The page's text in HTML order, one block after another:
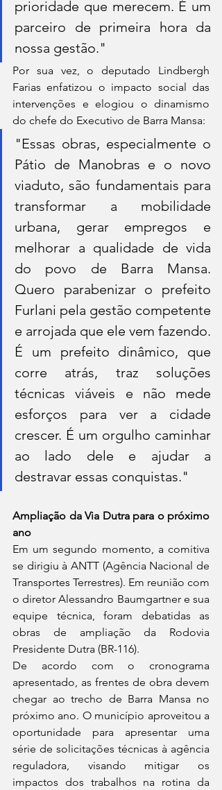
prioridade que merecem. É um
parceiro de primeira hora da
nossa gestão."
Por sua vez, o deputado Lindbergh
Farias enfatizou o impacto social das
intervenções e elogiou o dinamismo
do chefe do Executivo de Barra Mansa:
"Essas obras, especialmente o
Pátio de Manobras e o novo
viaduto, são fundamentais para
transformar a mobilidade
urbana, gerar empregos e
melhorar a qualidade de vida
do povo de Barra Mansa.
Quero parabenizar o prefeito
Furlani pela gestão competente
e arrojada que ele vem fazendo.
É um prefeito dinâmico, que
corre atrás, traz soluções
técnicas viáveis e não mede
esforços para ver a cidade
crescer. É um orgulho caminhar
ao lado dele e ajudar a
destravar essas conquistas."
Ampliação da Via Dutra para o próximo
ano
Em um segundo momento, a comitiva
se dirigiu à ANTT (Agência Nacional de
Transportes Terrestres). Em reunião com
o diretor Alessandro Baumgartner e sua
equipe técnica, foram debatidas as
obras de ampliação da Rodovia
Presidente Dutra (BR-116).
De acordo com o cronograma
apresentado, as frentes de obra devem
chegar ao trecho de Barra Mansa no
próximo ano. O município aproveitou a
oportunidade para apresentar uma
série de solicitações técnicas à agência
reguladora, visando mitigar os
impactos dos trabalhos na rotina da